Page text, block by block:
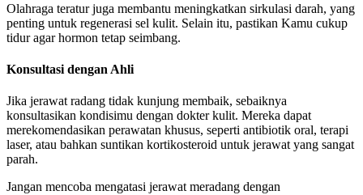
Olahraga teratur juga membantu meningkatkan sirkulasi darah, yang
penting untuk regenerasi sel kulit. Selain itu, pastikan Kamu cukup
tidur agar hormon tetap seimbang.
Konsultasi dengan Ahli
Jika jerawat radang tidak kunjung membaik, sebaiknya
konsultasikan kondisimu dengan dokter kulit. Mereka dapat
merekomendasikan perawatan khusus, seperti antibiotik oral, terapi
laser, atau bahkan suntikan kortikosteroid untuk jerawat yang sangat
parah.
Jangan mencoba mengatasi jerawat meradang dengan